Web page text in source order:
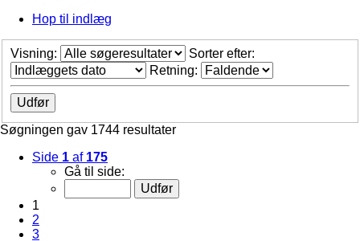
Hop til indlæg
Visning:
Sorter efter:
Retning:
Søgningen gav 1744 resultater
Side 1 af 175
Gå til side:
1
2
3